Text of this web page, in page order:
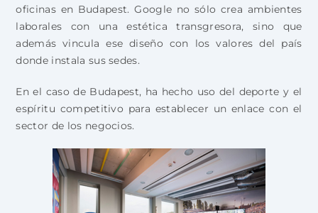
oficinas en Budapest. Google no sólo crea ambientes
laborales con una estética transgresora, sino que
además vincula ese diseño con los valores del país
donde instala sus sedes.
En el caso de Budapest, ha hecho uso del deporte y el
espíritu competitivo para establecer un enlace con el
sector de los negocios.